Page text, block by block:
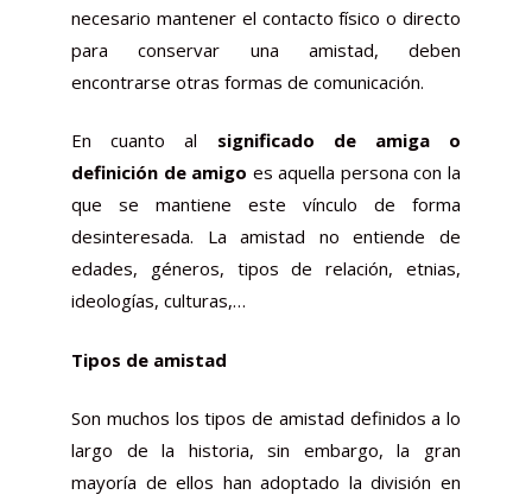
necesario mantener el contacto físico o directo
para conservar una amistad, deben
encontrarse otras formas de comunicación.
En cuanto al significado de amiga o
definición de amigo es aquella persona con la
que se mantiene este vínculo de forma
desinteresada. La amistad no entiende de
edades, géneros, tipos de relación, etnias,
ideologías, culturas,…
Tipos de amistad
Son muchos los tipos de amistad definidos a lo
largo de la historia, sin embargo, la gran
mayoría de ellos han adoptado la división en